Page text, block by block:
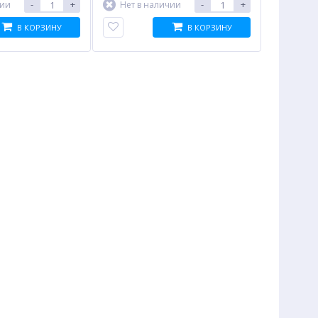
- +
В КОРЗИНУ
Нет в наличии - +
В КОРЗИНУ